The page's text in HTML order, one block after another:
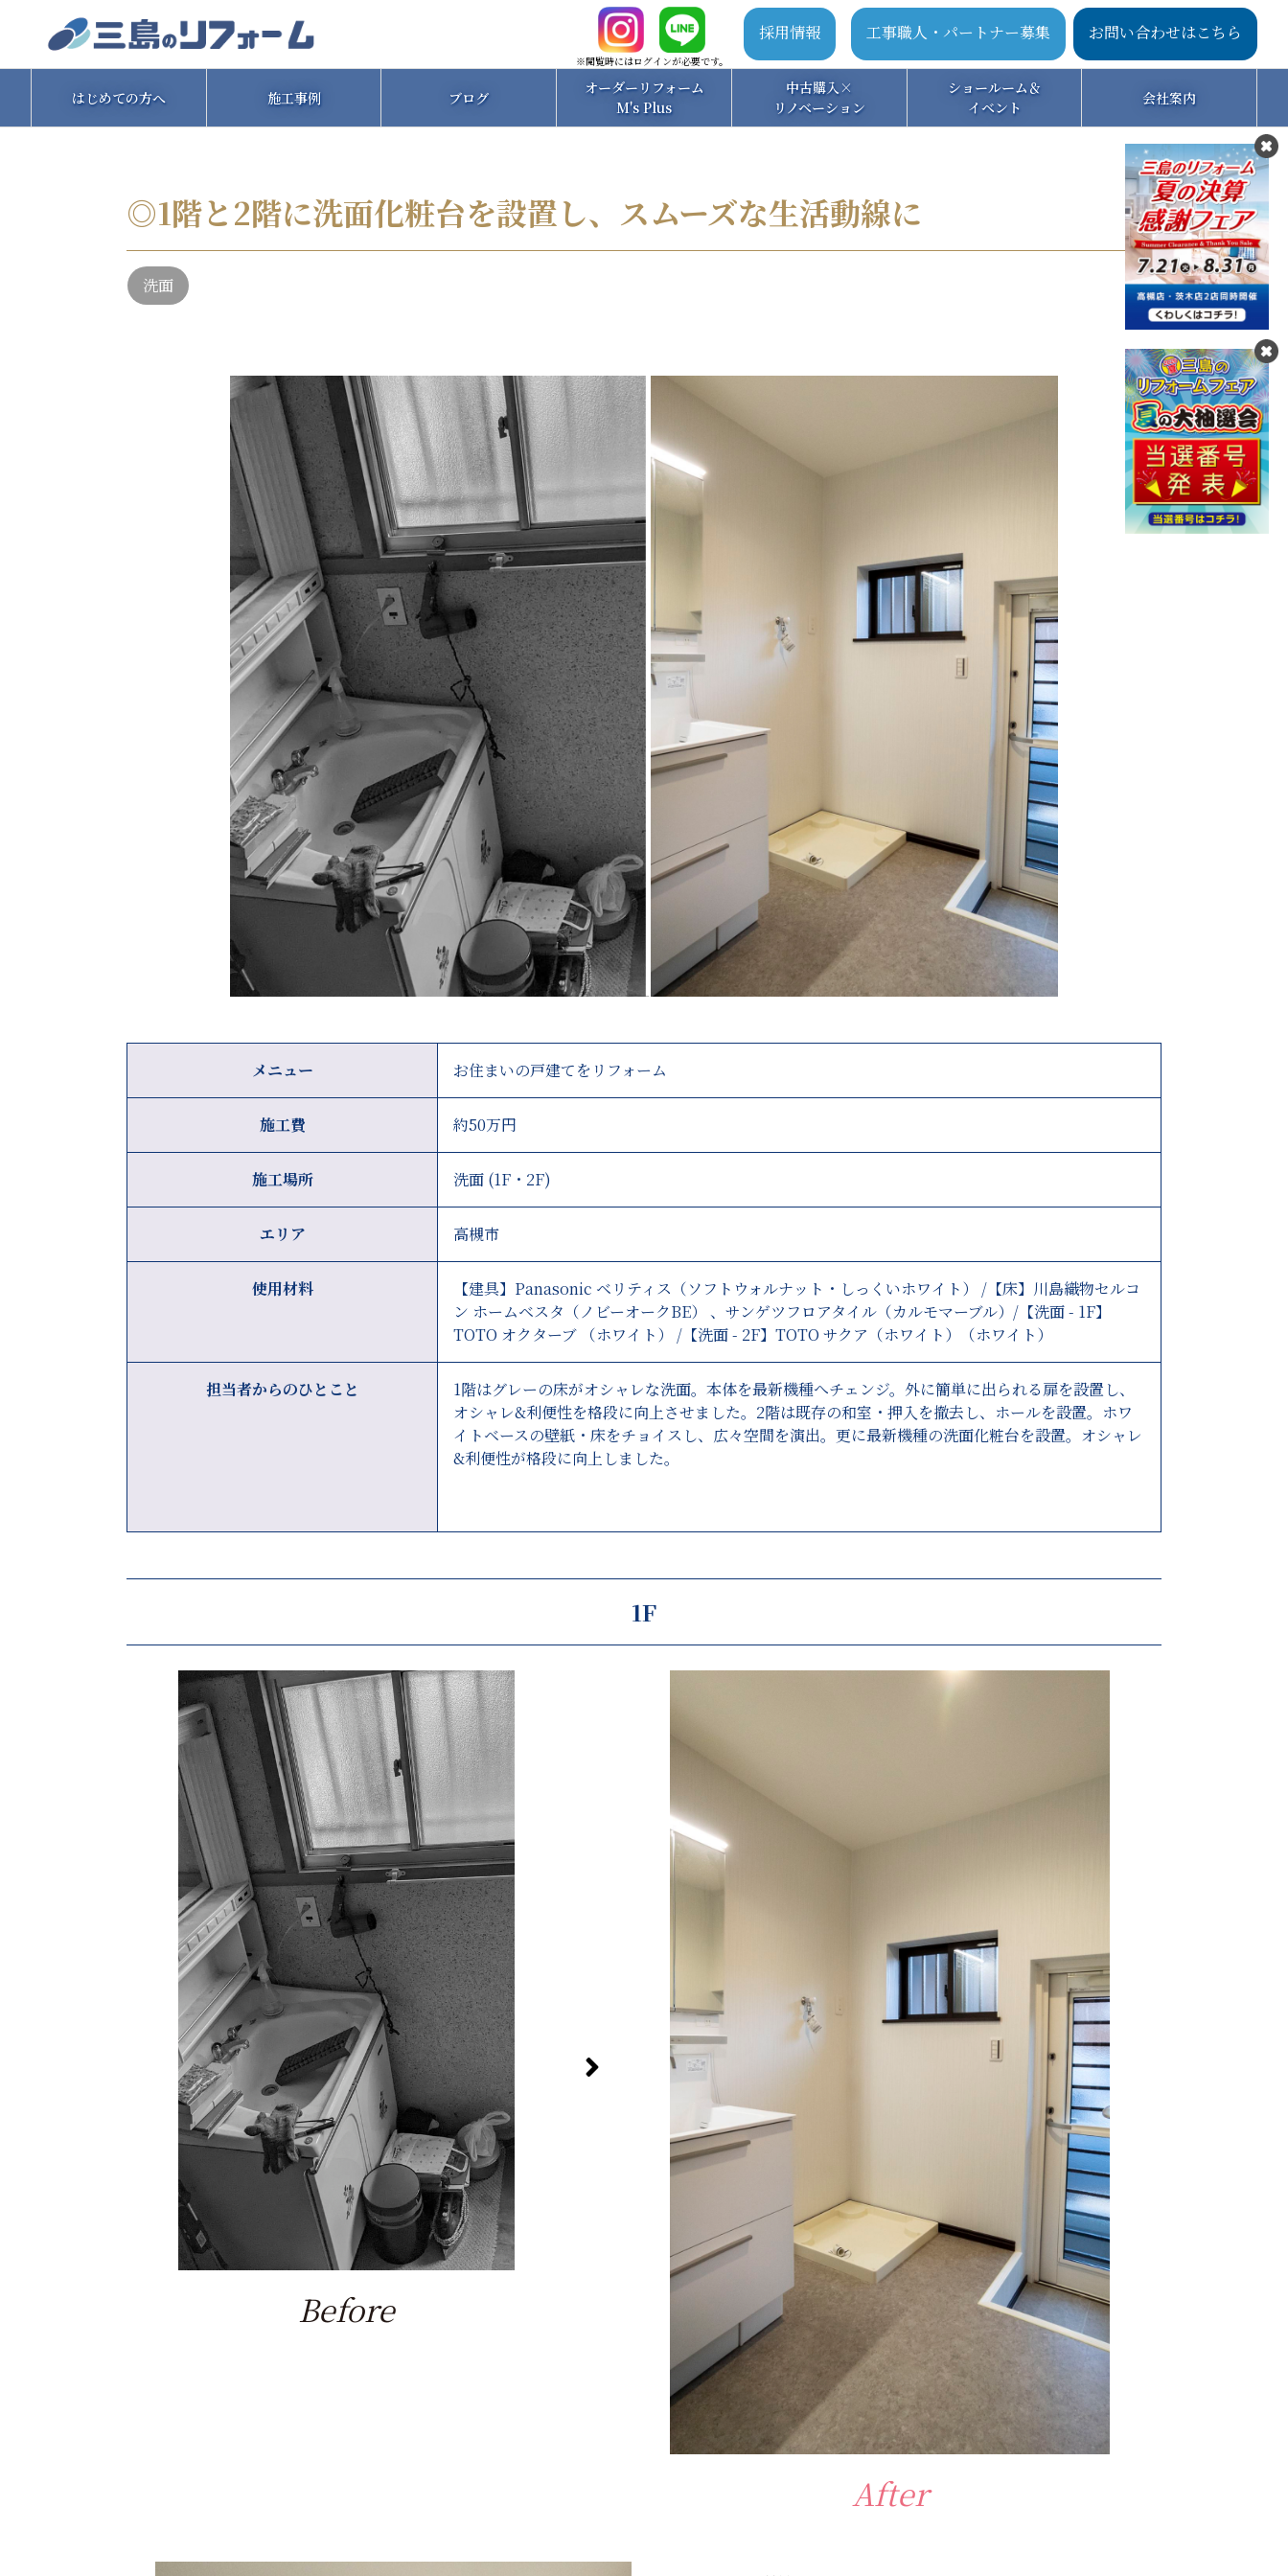
※閲覧時にはログインが必要です。
採用情報 工事職人・パートナー募集 お問い合わせはこちら
はじめての方へ 施工事例 ブログ
オーダーリフォーム
M's Plus
中古購入×
リノベーション
ショールーム＆
イベント
会社案内
◎1階と2階に洗面化粧台を設置し、スムーズな生活動線に
洗面
メニュー お住まいの戸建てをリフォーム
施工費 約50万円
施工場所 洗面 (1F・2F)
エリア 高槻市
使用材料
【建具】Panasonic ベリティス（ソフトウォルナット・しっくいホワイト） /【床】川島織物セルコ
ン ホームベスタ（ノビーオークBE） 、サンゲツフロアタイル（カルモマーブル）/【洗面 - 1F】
TOTO オクターブ （ホワイト） /【洗面 - 2F】TOTO サクア（ホワイト）（ホワイト）
担当者からのひとこと
1階はグレーの床がオシャレな洗面。本体を最新機種へチェンジ。外に簡単に出られる扉を設置し、
オシャレ&利便性を格段に向上させました。2階は既存の和室・押入を撤去し、ホールを設置。ホワ
イトベースの壁紙・床をチョイスし、広々空間を演出。更に最新機種の洗面化粧台を設置。オシャレ
&利便性が格段に向上しました。
1F
Before
After